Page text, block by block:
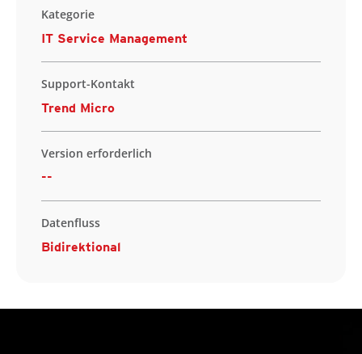
Kategorie
IT Service Management
Support-Kontakt
Trend Micro
Version erforderlich
--
Datenfluss
Bidirektional